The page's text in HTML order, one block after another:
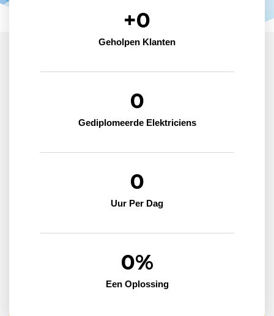
Geholpen Klanten
+0
Gediplomeerde Elektriciens
0
Uur Per Dag
0
Een Oplossing
0%